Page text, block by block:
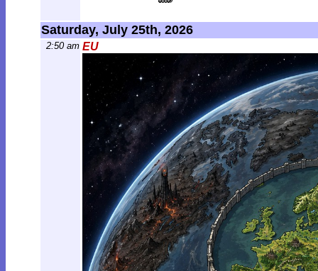
Saturday, July 25th, 2026
2:50 am EU